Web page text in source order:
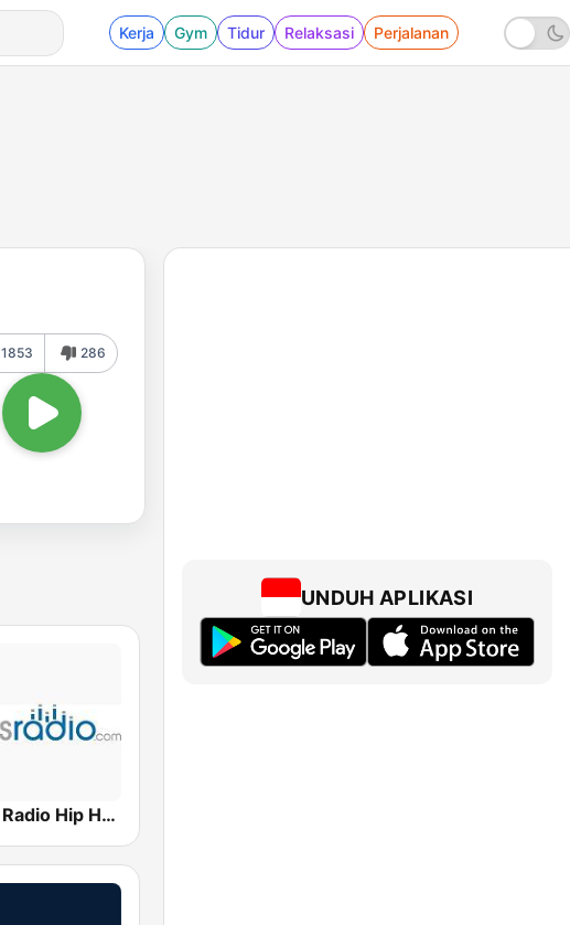
Kerja Gym Tidur Relaksasi Perjalanan
1853 286
Hits Radio Hip Hop / RnB
UNDUH APLIKASI